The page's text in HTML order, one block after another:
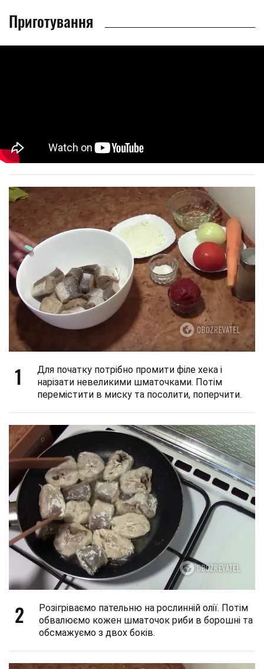
Приготування
1
Для початку потрібно промити філе хека і
нарізати невеликими шматочками. Потім
перемістити в миску та посолити, поперчити.
2
Розігріваємо пательню на рослинній олії. Потім
обвалюємо кожен шматочок риби в борошні та
обсмажуємо з двох боків.